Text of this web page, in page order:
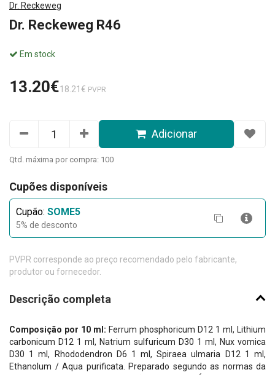
Dr. Reckeweg
Dr. Reckeweg R46
Em stock
13.20€18.21€ PVPR
Adicionar
Qtd. máxima por compra: 100
Cupões disponíveis
Cupão: SOME5
5% de desconto
PVPR corresponde ao preço recomendado pelo fabricante,
produtor ou fornecedor.
Descrição completa
Composição por 10 ml: Ferrum phosphoricum D12 1 ml, Lithium
carbonicum D12 1 ml, Natrium sulfuricum D30 1 ml, Nux vomica
D30 1 ml, Rhododendron D6 1 ml, Spiraea ulmaria D12 1 ml,
Ethanolum / Aqua purificata. Preparado segundo as normas da